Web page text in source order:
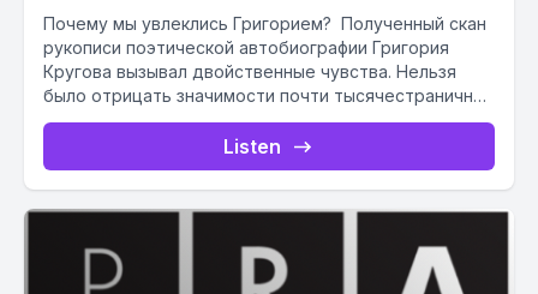
Почему мы увлеклись Григорием? Полученный скан
рукописи поэтической автобиографии Григория
Кругова вызывал двойственные чувства. Нельзя
было отрицать значимости почти тысячестраничной
поэмы, созданной автором из...
Listen